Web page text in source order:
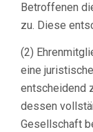
Betroffenen
zu. Diese
(2)
eine
entscheidend
dessen
Gesellschaft